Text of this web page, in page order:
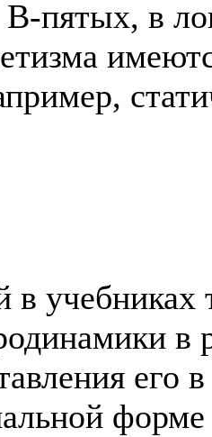
В-пятых, в
учебниках
в
его в
форме